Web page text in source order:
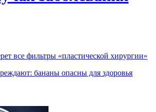
все фильтры «пластической хирургии»
бананы опасны для здоровья